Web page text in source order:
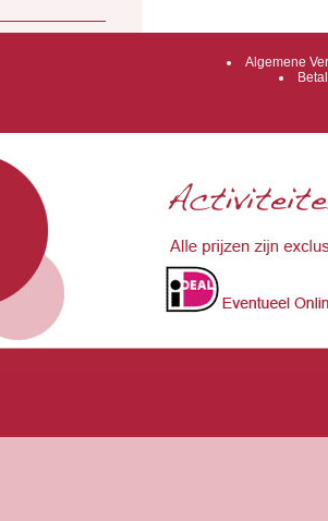
Algemene